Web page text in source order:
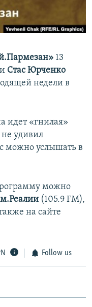
13
и Стас Юрченко
недели в
идет «гнилая»
удивил
можно услышать в
можно
(105.9 FM),
на сайте
Follow us